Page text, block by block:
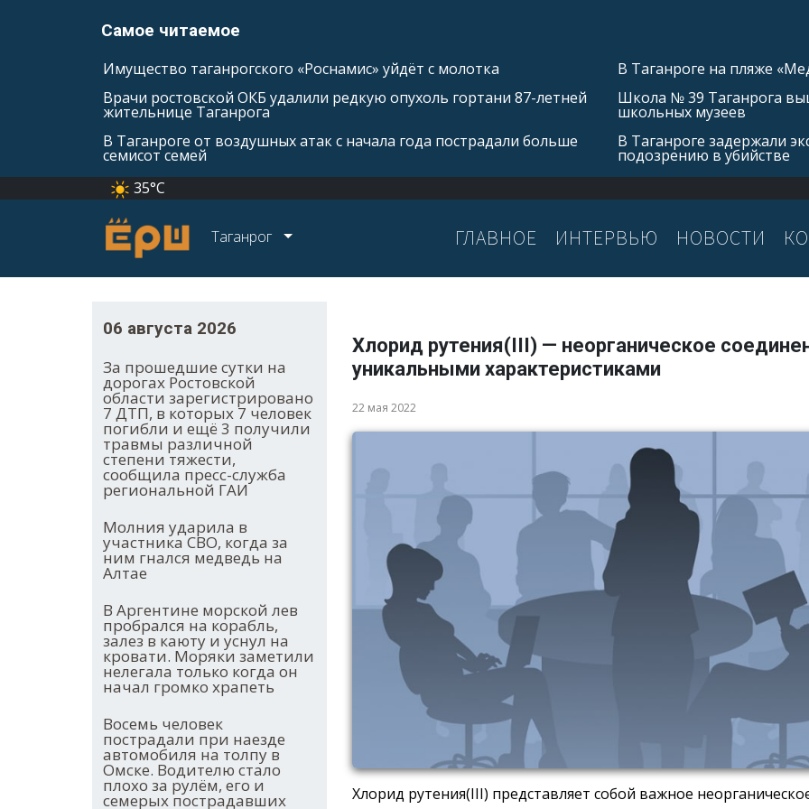
Самое читаемое
Имущество таганрогского «Роснамис» уйдёт с молотка
Врачи ростовской ОКБ удалили редкую опухоль гортани 87-летней
жительнице Таганрога
В Таганроге от воздушных атак с начала года пострадали больше
семисот семей
В Таганроге на пляже
Школа № 39 Таганрога
школьных музеев
В Таганроге задержали
подозрению в убийстве
35°C
Таганрог ГЛАВНОЕ ИНТЕРВЬЮ НОВОСТИ
06 августа 2026
За прошедшие сутки на
дорогах Ростовской
области зарегистрировано
7 ДТП, в которых 7 человек
погибли и ещё 3 получили
травмы различной
степени тяжести,
сообщила пресс-служба
региональной ГАИ
Молния ударила в
участника СВО, когда за
ним гнался медведь на
Алтае
В Аргентине морской лев
пробрался на корабль,
залез в каюту и уснул на
кровати. Моряки заметили
нелегала только когда он
начал громко храпеть
Восемь человек
пострадали при наезде
автомобиля на толпу в
Омске. Водителю стало
плохо за рулём, его и
семерых пострадавших
Хлорид рутения(III) — неорганическое
уникальными характеристиками
22 мая 2022
Хлорид рутения(III) представляет собой важное